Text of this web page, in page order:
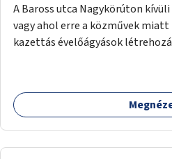
A Baross utca Nagykörúton
vagy ahol erre a közművek
kazettás évelőágyások